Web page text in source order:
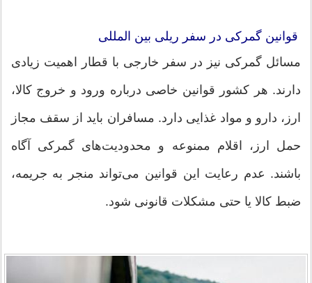
قوانین گمرکی در سفر ریلی بین ‌المللی
مسائل گمرکی نیز در سفر خارجی با قطار اهمیت زیادی
دارند. هر کشور قوانین خاصی درباره ورود و خروج کالا،
ارز، دارو و مواد غذایی دارد. مسافران باید از سقف مجاز
حمل ارز، اقلام ممنوعه و محدودیت‌های گمرکی آگاه
باشند. عدم رعایت این قوانین می‌تواند منجر به جریمه،
ضبط کالا یا حتی مشکلات قانونی شود.